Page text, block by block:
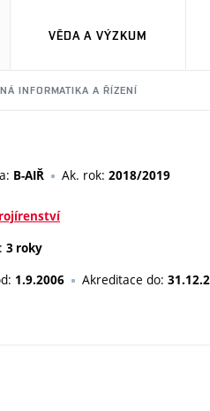
VĚDA A VÝZKUM
INFORMATIKA A ŘÍZENÍ
B-AIŘ Ak. rok: 2018/2019
3 roky
1.9.2006 Akreditace do: